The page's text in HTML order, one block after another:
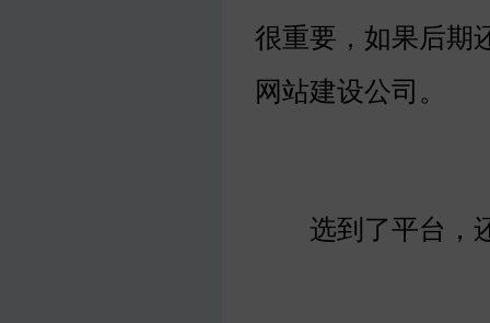
很重要，如果后期
网站建设公司。
选到了平台，还